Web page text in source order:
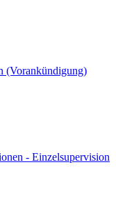
(Vorankündigung)
- Einzelsupervision